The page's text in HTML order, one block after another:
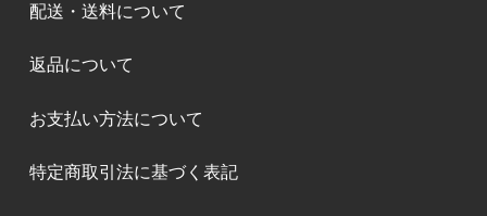
配送・送料について
返品について
お支払い方法について
特定商取引法に基づく表記